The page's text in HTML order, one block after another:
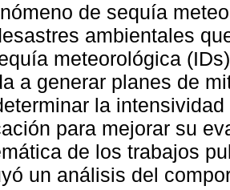
de sequía
ambientales
meteorológica
a generar planes de
la
para mejorar su
de los trabajos
un análisis del